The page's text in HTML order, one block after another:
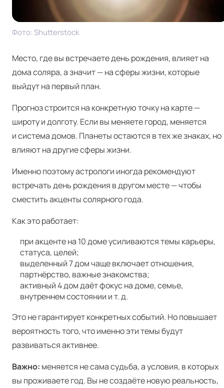
Фото: Shut­ter­stock
Место, где вы встречаете день рождения, влияет на
дома соляра, а значит — на сферы жизни, которые
выйдут на первый план.
Прогноз строится на конкретную точку на карте —
широту и долготу. Если вы меняете город, меняется
и система домов. Планеты остаются в тех же знаках, но
влияют на другие сферы жизни.
Именно поэтому астрологи иногда рекомендуют
встречать день рождения в другом месте — чтобы
сместить акценты солярного года.
Как это работает:
при акценте на 10 доме усиливаются темы карьеры,
статуса, целей;
выделенный 7 дом чаще включает отношения,
партнёрство, важные знакомства;
активный 4 дом даёт фокус на доме, семье,
внутреннем состоянии и т. д.
Это не гарантирует конкретных событий. Но повышает
вероятность того, что именно эти темы будут
развиваться активнее.
Важно: меняется не сама судьба, а условия, в которых
вы проживаете год. Вы не создаёте новую реальность,